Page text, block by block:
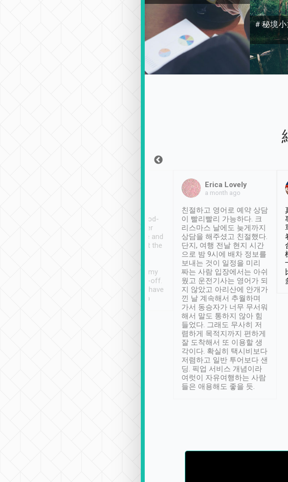
＃秘境
service, vehicles in good-
condition and the driver
service was awesome and
thoughtful. Driver went the
have safely arrived at my
destination after drop-off.
Definitely something I have
not seen elsewhere 👍
Erica Lovely
a month ago
친절하고 영어로 예약 상담
이 빨리빨리 가능하다. 크
리스마스 날에도 늦게까지
상담을 해주셨고 친절했다.
단지, 여행 전날 현지 시간
으로 밤 9시에 배차 정보를
보내는 것이 일정을 미리
짜는 사람 입장에서는 아쉬
웠고 운전기사는 영어가 되
지 않았고 아리산에 안개가
낀 날 계속해서 추월하며
가서 동승자가 너무 무서워
해서 말도 통하지 않아 힘
들었다. 그래도 무사히 저
렴하게 목적지까지 편하게
잘 도착해서 또 이용할 생
각이다. 확실히 택시비보다
저렴하고 일반 투어보다 샌
딩. 픽업 서비스 개념이라
여럿이 자유여행하는 사람
들은 애용해도 좋을 듯.